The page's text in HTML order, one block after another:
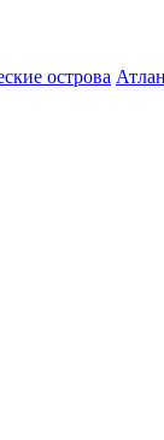
острова